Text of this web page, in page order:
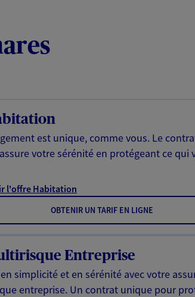
est unique, comme vous. Le
votre sérénité en protégeant ce qui
l'offre Habitation
OBTENIR UN TARIF EN LIGNE
Entreprise
simplicité et en sérénité avec votre
entreprise. Un contrat unique pour